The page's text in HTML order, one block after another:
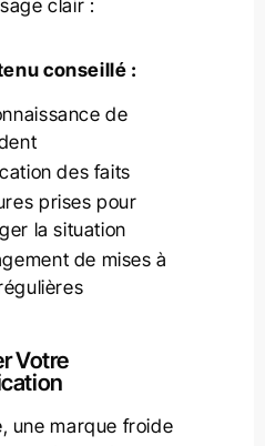
clair :
conseillé :
de
des faits
prises pour
la situation
de mises à
Votre
une marque froide